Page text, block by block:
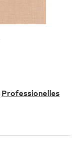
Professionelles